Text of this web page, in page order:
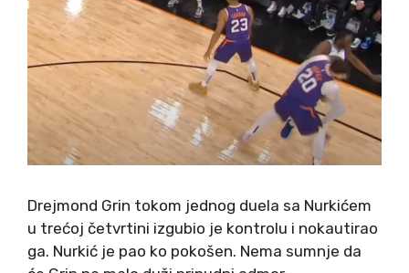
Drejmond Grin tokom jednog duela sa Nurkićem
u trećoj četvrtini izgubio je kontrolu i nokautirao
ga. Nurkić je pao ko pokošen. Nema sumnje da